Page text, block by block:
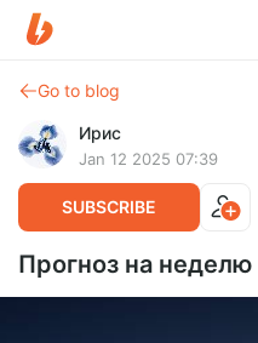
Go to blog
Ирис
Jan 12 2025 07:39
SUBSCRIBE
Прогноз на